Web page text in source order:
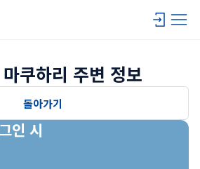
쿠하리 주변 정보
돌아가기
인 시